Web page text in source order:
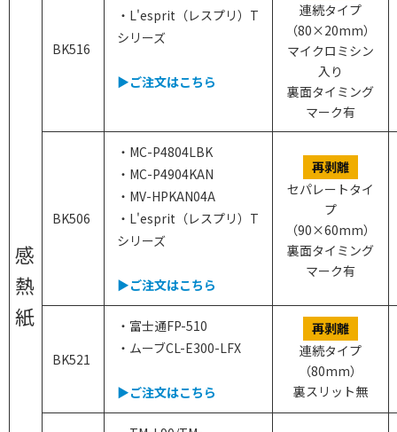
感
熱
紙
BK516
・L'esprit（レスプリ）T
シリーズ
▶ご注文はこちら
連続タイプ
（80×20mm）
マイクロミシン
入り
裏面タイミング
マーク有
BK506
・MC-P4804LBK
・MC-P4904KAN
・MV-HPKAN04A
・L'esprit（レスプリ）T
シリーズ
▶ご注文はこちら
再剥離
セパレートタイ
プ
（90×60mm）
裏面タイミング
マーク有
BK521
・富士通FP-510
・ムーブCL-E300-LFX
▶ご注文はこちら
再剥離
連続タイプ
（80mm）
裏スリット無